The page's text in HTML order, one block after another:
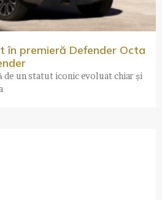
în premieră Defender Octa
un statut iconic evoluat chiar și